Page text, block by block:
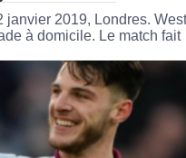
janvier 2019, Londres. West
à domicile. Le match fait